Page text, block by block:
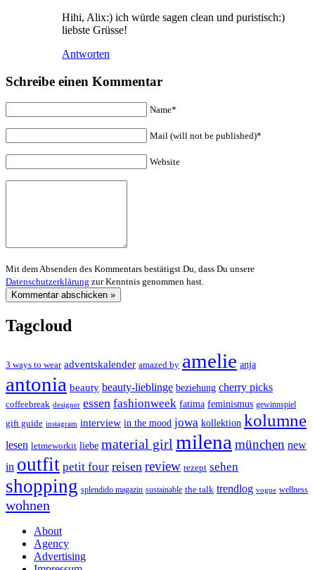
Hihi, Alix:) ich würde sagen clean und puristisch:)
liebste Grüsse!
Antworten
Schreibe einen Kommentar
Name*
Mail (will not be published)*
Website
Mit dem Absenden des Kommentars bestätigst Du, dass Du unsere
Datenschutzerklärung zur Kenntnis genommen hast.
Tagcloud
3 ways to wear adventskalender amazed by amelie anja
antonia beauty beauty-lieblinge beziehung cherry picks
coffeebreak designer essen fashionweek fatima feminismus gewinnspiel
gift guide instagram interview in the mood jowa kollektion kolumne
lesen letmeworkit liebe material girl milena münchen new
in outfit petit four reisen review rezept sehen
shopping splendido magazin sustainable the talk trendlog vogue wellness
wohnen
About
Agency
Advertising